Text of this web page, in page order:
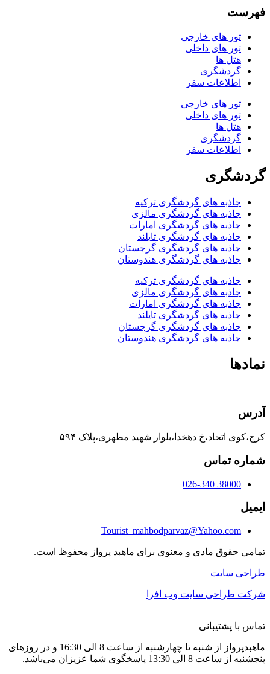
فهرست
تور های خارجی
تور های داخلی
هتل ها
گردشگری
اطلاعات سفر
تور های خارجی
تور های داخلی
هتل ها
گردشگری
اطلاعات سفر
گردشگری
جاذبه های گردشگری ترکیه
جاذبه های گردشگری مالزی
جاذبه های گردشگری امارات
جاذبه های گردشگری تایلند
جاذبه های گردشگری گرجستان
جاذبه های گردشگری هندوستان
جاذبه های گردشگری ترکیه
جاذبه های گردشگری مالزی
جاذبه های گردشگری امارات
جاذبه های گردشگری تایلند
جاذبه های گردشگری گرجستان
جاذبه های گردشگری هندوستان
نمادها
آدرس
کرج،کوی اتحاد،خ دهخدا،بلوار شهید مطهری،پلاک ۵۹۴
شماره تماس
38000 026-340
ایمیل
Tourist_mahbodparvaz@Yahoo.com
تمامی حقوق مادی و معنوی برای ماهبد پرواز محفوظ است.
طراحی سایت
شرکت طراحی سایت وب افرا
تماس با پشتیبانی
ماهبدپرواز از شنبه تا چهارشنبه از ساعت 8 الی 16:30 و در روزهای
پنجشنبه از ساعت 8 الی 13:30 پاسخگوی شما عزیزان می‌باشد.